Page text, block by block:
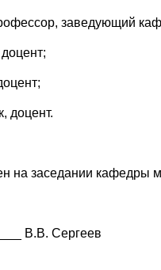
заведующий
доцент.
на заседании кафедры
В.В. Сергеев